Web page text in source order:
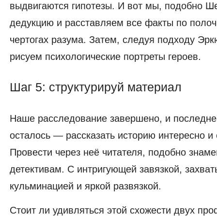
выдвигаются гипотезы. И вот мы, подобно
дедукцию и расставляем все факты по
чертогах разума. Затем, следуя подходу
рисуем психологические портреты героев.
Шаг 5: структурируй материал
Наше расследование завершено, и
осталось — рассказать историю интересно и
Провести через неё читателя, подобно
детективам. С интригующей завязкой,
кульминацией и яркой развязкой.
Стоит ли удивляться этой схожести двух